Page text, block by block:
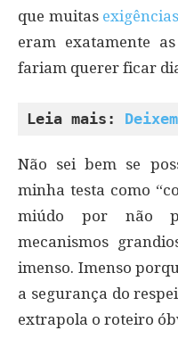
que muitas exigências
eram exatamente
fariam querer ficar
Leia mais:
Não sei bem se
minha testa como
miúdo por não
mecanismos
imenso. Imenso
a segurança do
extrapola o roteiro